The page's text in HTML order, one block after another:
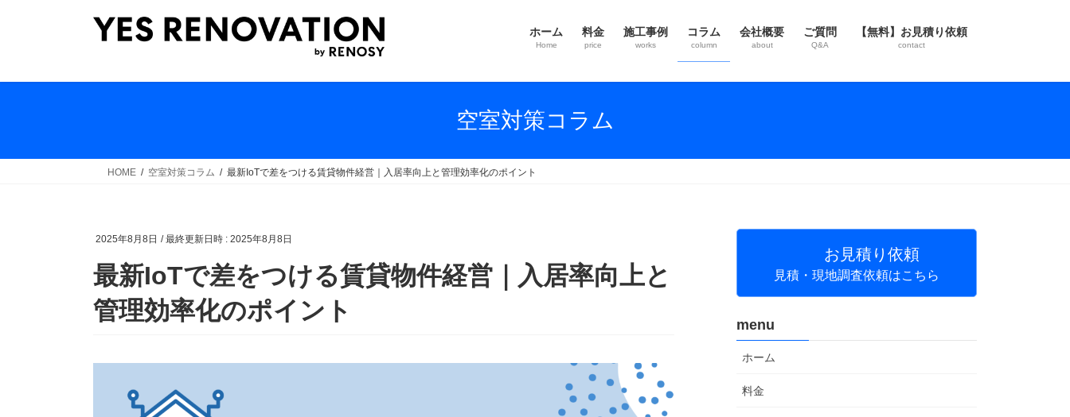
ツ
ッ
シ
移
ホーム
Home
料金
price
施工事例
works
コラム
column
会社概要
about
ご質問
Q&A
【無料】お見積り依頼
contact
空室対策コラム
HOME 空室対策コラム 最新IoTで差をつける賃貸物件経営｜入居率向上と管理効率化のポイント
2025年8月8日 / 最終更新日時 : 2025年8月8日
最新IoTで差をつける賃貸物件経営｜入居率向上と
管理効率化のポイント
お見積り依頼
見積・現地調査依頼はこちら
menu
ホーム
料金